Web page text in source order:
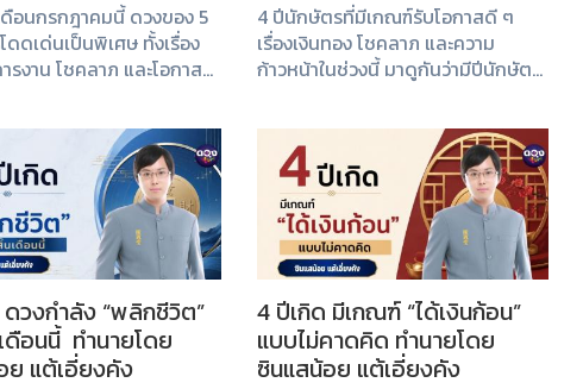
อนกรกฎาคมนี้ ดวงของ 5
ดเด่นเป็นพิเศษ ทั้งเรื่อง
รงาน โชคลาภ และโอกาส
4 ปีนักษัตรที่มีเกณฑ์รับโอกาสดี ๆ
เรื่องเงินทอง โชคลาภ และความ
ก้าวหน้าในช่วงนี้ มาดูกันว่ามีปีนักษัตร
วงกำลัง “พลิกชีวิต”
ดือนนี้ ทำนายโดย
ย แต้เอี่ยงคัง
4 ปีเกิด มีเกณฑ์ “ได้เงินก้อน”
แบบไม่คาดคิด ทำนายโดย
ซินแสน้อย แต้เอี่ยงคัง